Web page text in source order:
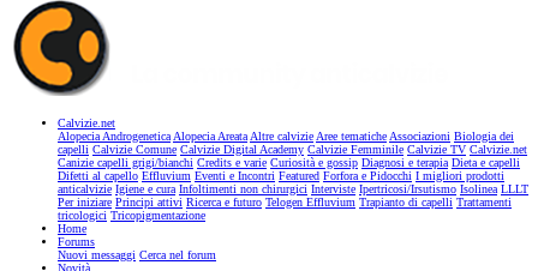
Calvizie.net
Alopecia AndrogeneticaAlopecia AreataAltre calvizieAree tematicheAssociazioni Biologia dei
capelli Calvizie Comune Calvizie Digital Academy Calvizie Femminile Calvizie TV Calvizie.net
Canizie capelli grigi/bianchi Credits e varie Curiosità e gossip Diagnosi e terapia Dieta e capelli
Difetti al capello Effluvium Eventi e Incontri Featured Forfora e Pidocchi I migliori prodotti
anticalvizie Igiene e cura Infoltimenti non chirurgici Interviste Ipertricosi/Irsutismo Isolinea LLLT
Per iniziare Principi attivi Ricerca e futuro Telogen Effluvium Trapianto di capelli Trattamenti
tricologici Tricopigmentazione
Home
Forums
Nuovi messaggi Cerca nel forum